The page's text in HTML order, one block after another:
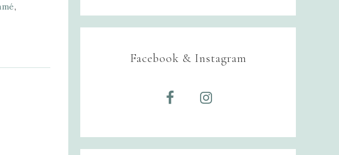
,
Facebook & Instagram